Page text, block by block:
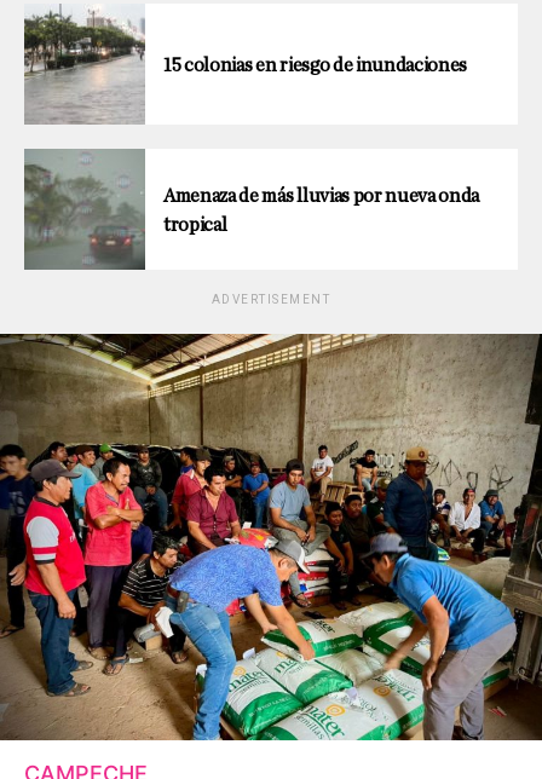
15 colonias en riesgo de inundaciones
Amenaza de más lluvias por nueva onda
tropical
ADVERTISEMENT
CAMPECHE